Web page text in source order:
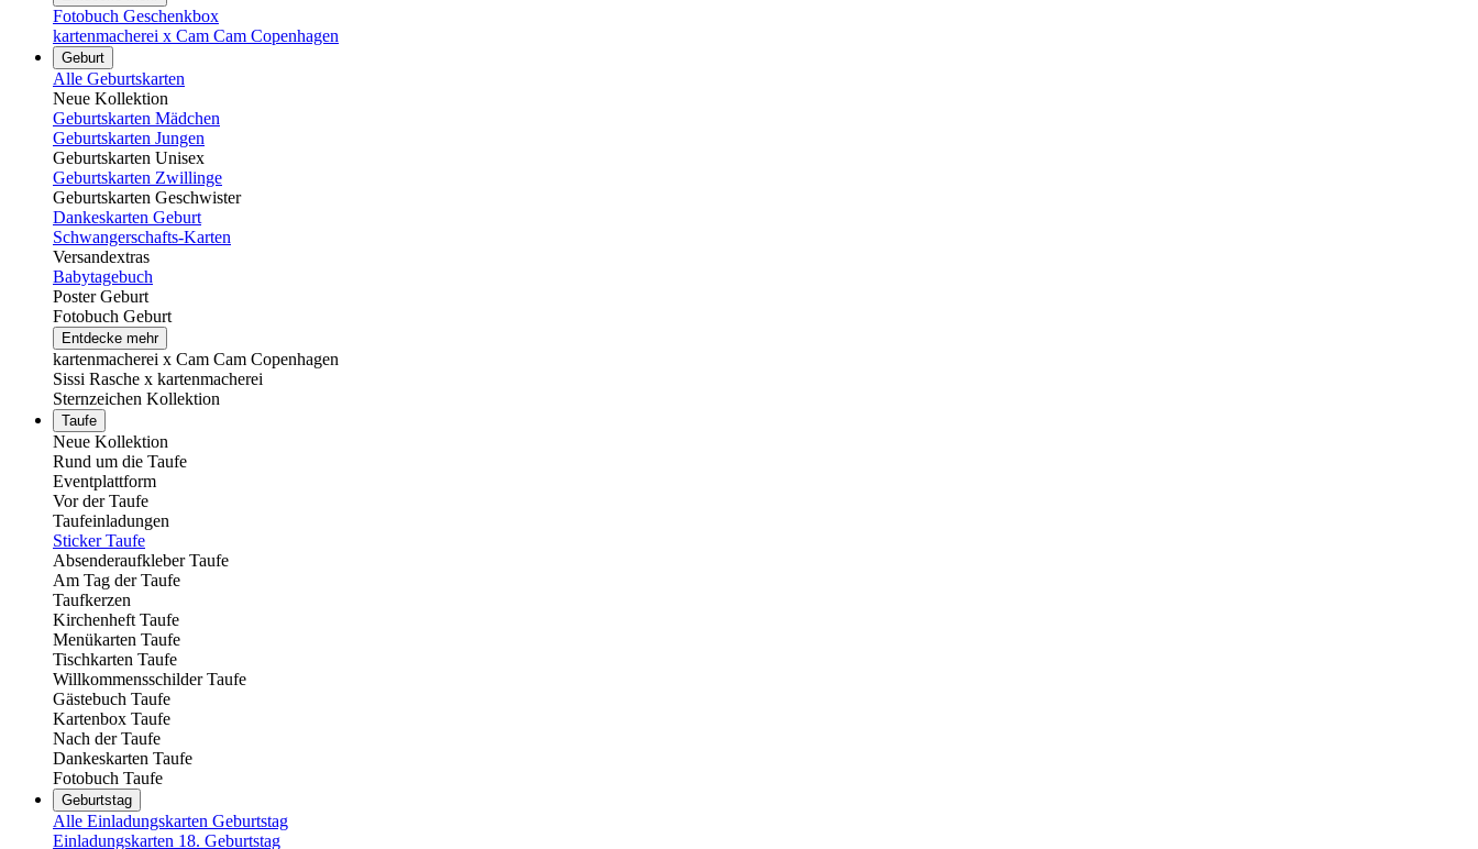
Fotobuch Geschenkbox
kartenmacherei x Cam Cam Copenhagen
Geburt
Alle Geburtskarten
Neue Kollektion
Geburtskarten Mädchen
Geburtskarten Jungen
Geburtskarten Unisex
Geburtskarten Zwillinge
Geburtskarten Geschwister
Dankeskarten Geburt
Schwangerschafts-Karten
Versandextras
Babytagebuch
Poster Geburt
Fotobuch Geburt
Entdecke mehr
kartenmacherei x Cam Cam Copenhagen
Sissi Rasche x kartenmacherei
Sternzeichen Kollektion
Taufe
Neue Kollektion
Rund um die Taufe
Eventplattform
Vor der Taufe
Taufeinladungen
Sticker Taufe
Absenderaufkleber Taufe
Am Tag der Taufe
Taufkerzen
Kirchenheft Taufe
Menükarten Taufe
Tischkarten Taufe
Willkommensschilder Taufe
Gästebuch Taufe
Kartenbox Taufe
Nach der Taufe
Dankeskarten Taufe
Fotobuch Taufe
Geburtstag
Alle Einladungskarten Geburtstag
Einladungskarten 18. Geburtstag